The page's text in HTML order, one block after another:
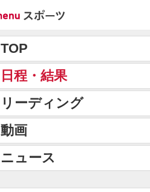
TOP
日程・結果
リーディング
動画
ニュース